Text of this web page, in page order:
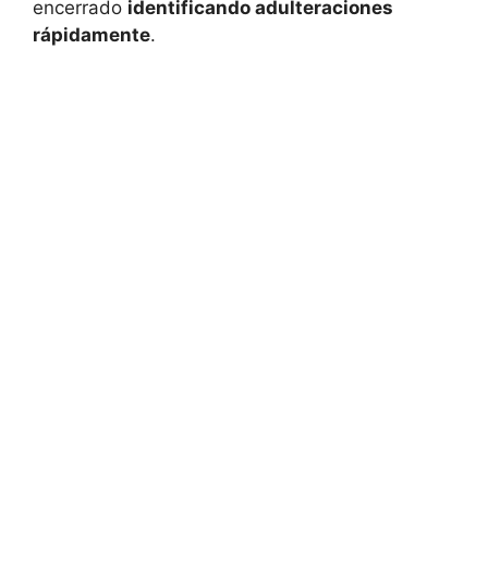
encerrado identificando adulteraciones
rápidamente.